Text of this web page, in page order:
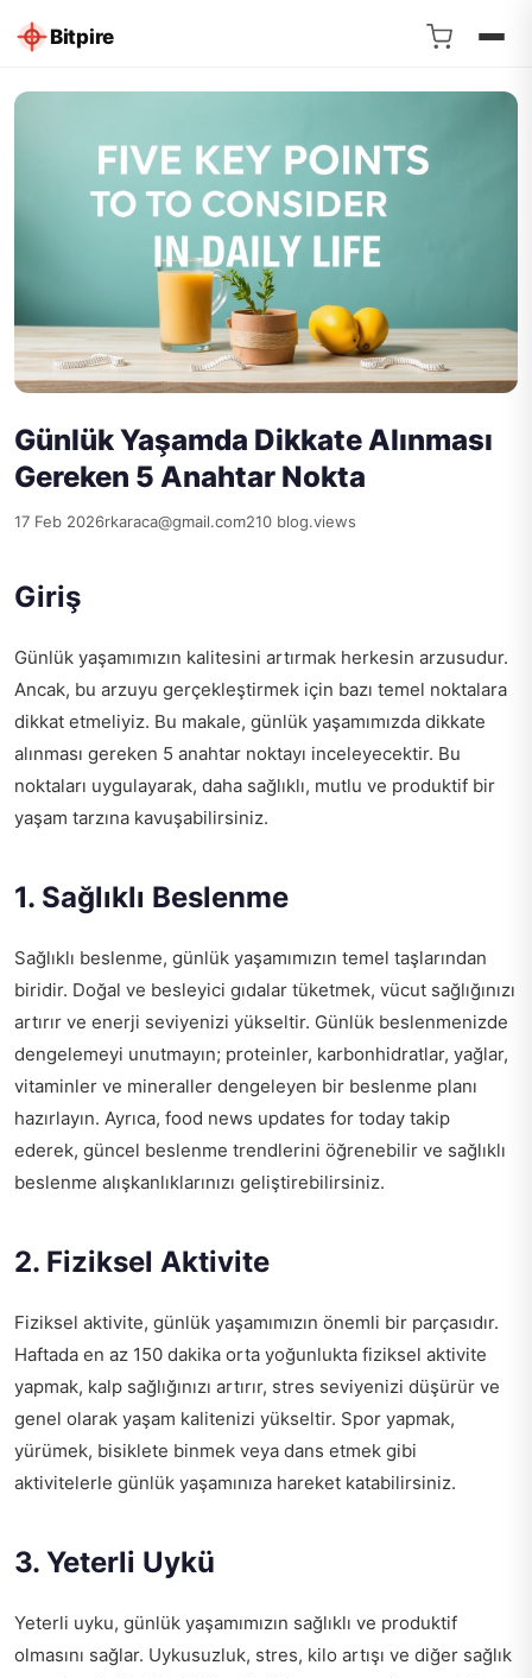
Bitpire
Günlük Yaşamda Dikkate Alınması
Gereken 5 Anahtar Nokta
17 Feb 2026rkaraca@gmail.com210 blog.views
Giriş
Günlük yaşamımızın kalitesini artırmak herkesin arzusudur.
Ancak, bu arzuyu gerçekleştirmek için bazı temel noktalara
dikkat etmeliyiz. Bu makale, günlük yaşamımızda dikkate
alınması gereken 5 anahtar noktayı inceleyecektir. Bu
noktaları uygulayarak, daha sağlıklı, mutlu ve produktif bir
yaşam tarzına kavuşabilirsiniz.
1. Sağlıklı Beslenme
Sağlıklı beslenme, günlük yaşamımızın temel taşlarından
biridir. Doğal ve besleyici gıdalar tüketmek, vücut sağlığınızı
artırır ve enerji seviyenizi yükseltir. Günlük beslenmenizde
dengelemeyi unutmayın; proteinler, karbonhidratlar, yağlar,
vitaminler ve mineraller dengeleyen bir beslenme planı
hazırlayın. Ayrıca, food news updates for today takip
ederek, güncel beslenme trendlerini öğrenebilir ve sağlıklı
beslenme alışkanlıklarınızı geliştirebilirsiniz.
2. Fiziksel Aktivite
Fiziksel aktivite, günlük yaşamımızın önemli bir parçasıdır.
Haftada en az 150 dakika orta yoğunlukta fiziksel aktivite
yapmak, kalp sağlığınızı artırır, stres seviyenizi düşürür ve
genel olarak yaşam kalitenizi yükseltir. Spor yapmak,
yürümek, bisiklete binmek veya dans etmek gibi
aktivitelerle günlük yaşamınıza hareket katabilirsiniz.
3. Yeterli Uykü
Yeterli uyku, günlük yaşamımızın sağlıklı ve produktif
olmasını sağlar. Uykusuzluk, stres, kilo artışı ve diğer sağlık